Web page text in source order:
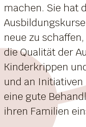
machen. Sie hat
neue zu
die Qualität der
Kinderkrippen
und an
eine gute
ihren Familien